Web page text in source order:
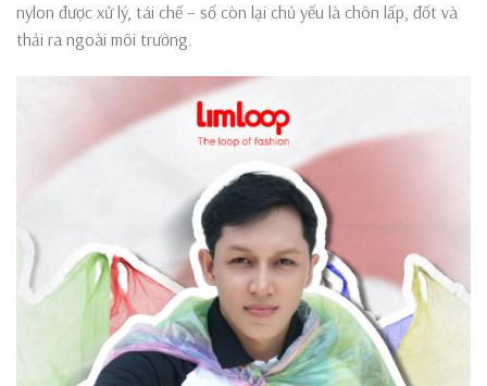
nylon được xử lý, tái chế – số còn lại chủ yếu là chôn lấp, đốt và
thải ra ngoài môi trường.